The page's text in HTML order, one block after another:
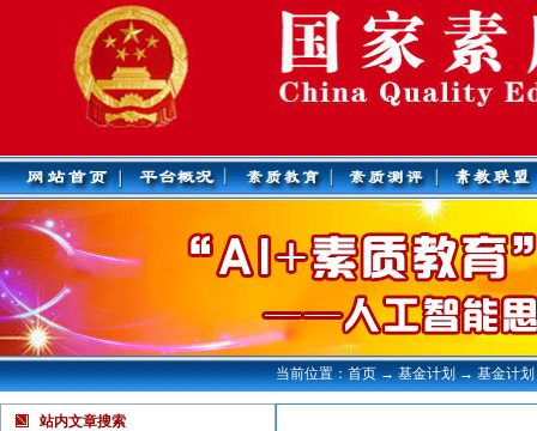
当前位置：首页 → 基金计划 → 基金计划
站内文章搜索